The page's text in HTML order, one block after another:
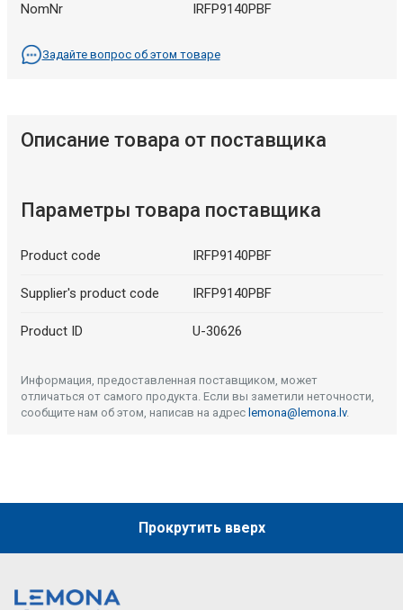
NomNr IRFP9140PBF
Задайте вопрос об этом товаре
Описание товара от поставщика
Параметры товара поставщика
Product code IRFP9140PBF
Supplier's product code IRFP9140PBF
Product ID U-30626
Информация, предоставленная поставщиком, может
отличаться от самого продукта. Если вы заметили неточности,
сообщите нам об этом, написав на адрес lemona@lemona.lv.
Прокрутить вверх